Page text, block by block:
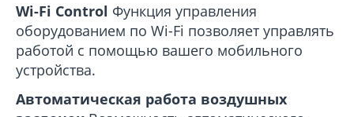
Wi-Fi Control Функция управления
оборудованием по Wi-Fi позволяет управлять
работой с помощью вашего мобильного
устройства.
Автоматическая работа воздушных